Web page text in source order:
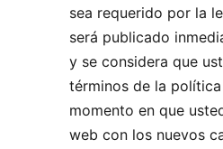
sea requerido por la
será publicado
y se considera que
términos de la
momento en que
web con los nuevos